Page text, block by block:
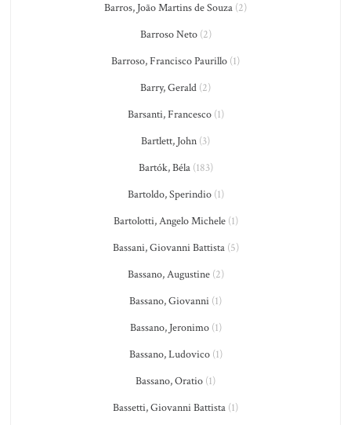
Barros, João Martins de Souza (2)
Barroso Neto(2)
Barroso, Francisco Paurillo (1)
Barry, Gerald (2)
Barsanti, Francesco(1)
Bartlett, John (3)
Bartók, Béla(183)
Bartoldo, Sperindio(1)
Bartolotti, Angelo Michele(1)
Bassani, Giovanni Battista(5)
Bassano, Augustine(2)
Bassano, Giovanni (1)
Bassano, Jeronimo(1)
Bassano, Ludovico(1)
Bassano, Oratio (1)
Bassetti, Giovanni Battista (1)